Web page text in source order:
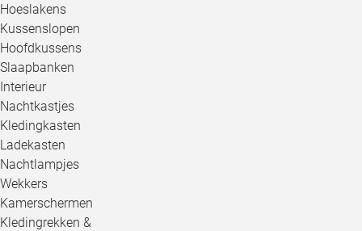
Hoeslakens
Kussenslopen
Hoofdkussens
Slaapbanken
Interieur
Nachtkastjes
Kledingkasten
Ladekasten
Nachtlampjes
Wekkers
Kamerschermen
Kledingrekken &